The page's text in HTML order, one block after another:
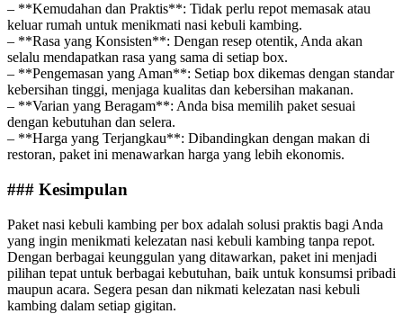
– **Kemudahan dan Praktis**: Tidak perlu repot memasak atau
keluar rumah untuk menikmati nasi kebuli kambing.
– **Rasa yang Konsisten**: Dengan resep otentik, Anda akan
selalu mendapatkan rasa yang sama di setiap box.
– **Pengemasan yang Aman**: Setiap box dikemas dengan standar
kebersihan tinggi, menjaga kualitas dan kebersihan makanan.
– **Varian yang Beragam**: Anda bisa memilih paket sesuai
dengan kebutuhan dan selera.
– **Harga yang Terjangkau**: Dibandingkan dengan makan di
restoran, paket ini menawarkan harga yang lebih ekonomis.
### Kesimpulan
Paket nasi kebuli kambing per box adalah solusi praktis bagi Anda
yang ingin menikmati kelezatan nasi kebuli kambing tanpa repot.
Dengan berbagai keunggulan yang ditawarkan, paket ini menjadi
pilihan tepat untuk berbagai kebutuhan, baik untuk konsumsi pribadi
maupun acara. Segera pesan dan nikmati kelezatan nasi kebuli
kambing dalam setiap gigitan.